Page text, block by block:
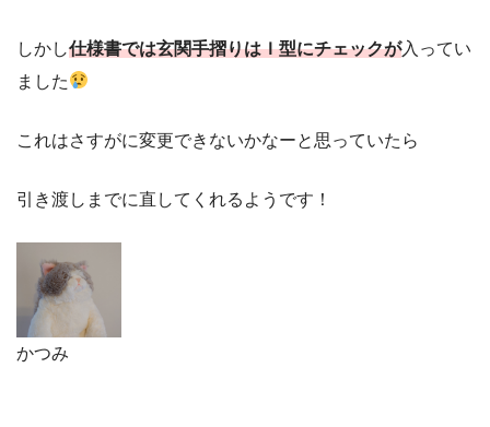
しかし仕様書では玄関手摺りはＩ型にチェックが入ってい
ました
これはさすがに変更できないかなーと思っていたら
引き渡しまでに直してくれるようです！
かつみ